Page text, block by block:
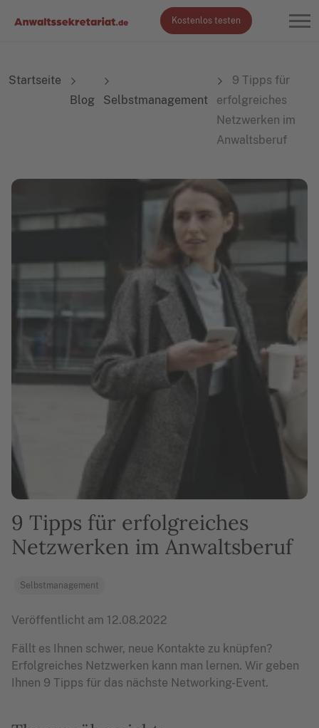
Kostenlos testen
Startseite
Blog
Selbstmanagement
9 Tipps für
erfolgreiches
Netzwerken im
Anwaltsberuf
9 Tipps für erfolgreiches
Netzwerken im Anwaltsberuf
Selbstmanagement
Veröffentlicht am 12.08.2022
Fällt es Ihnen schwer, neue Kontakte zu knüpfen?
Erfolgreiches Netzwerken kann man lernen. Wir geben
Ihnen 9 Tipps für das nächste Networking-Event.